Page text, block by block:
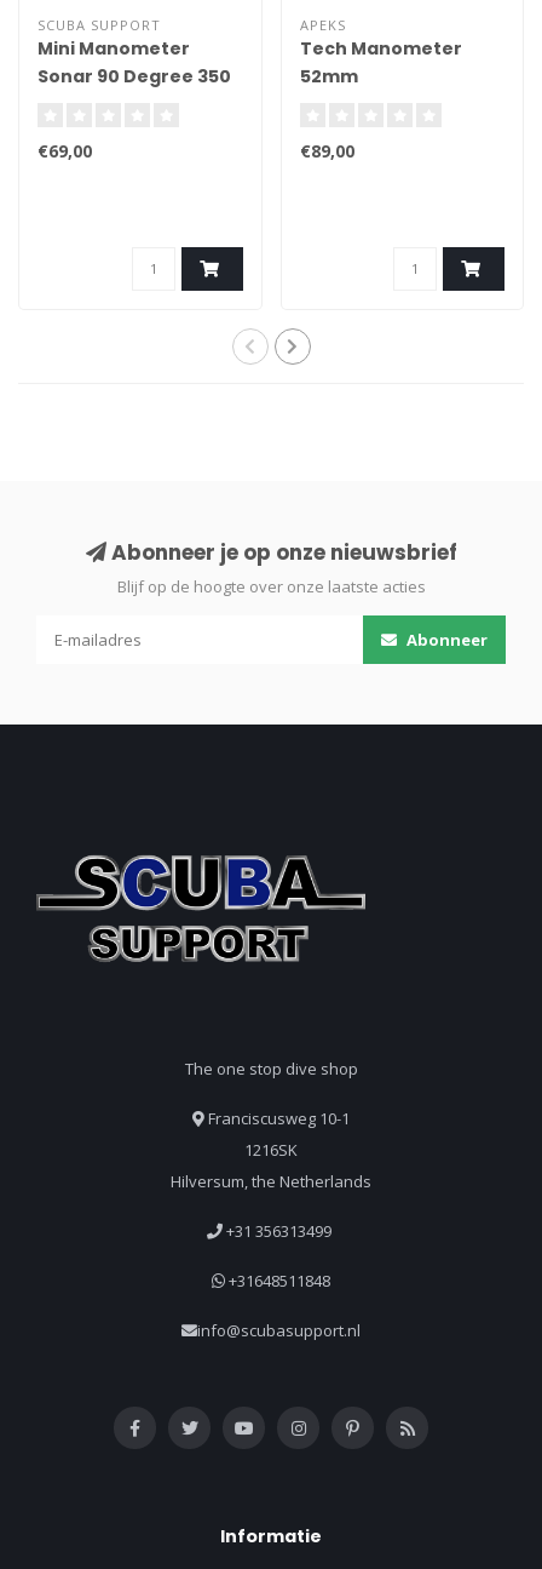
SCUBA SUPPORT
Mini Manometer
Sonar 90 Degree 350
€69,00
APEKS
Tech Manometer
52mm
€89,00
Abonneer je op onze nieuwsbrief
Blijf op de hoogte over onze laatste acties
Abonneer
The one stop dive shop
Franciscusweg 10-1
1216SK
Hilversum, the Netherlands
+31 356313499
+31648511848
info@scubasupport.nl
Informatie